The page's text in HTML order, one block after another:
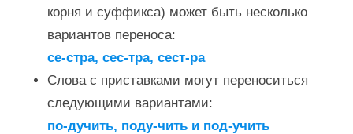
корня и суффикса) может быть несколько
вариантов переноса:
се-стра, сес-тра, сест-ра
Слова с приставками могут переноситься
следующими вариантами:
по-дучить, поду-чить и под-учить